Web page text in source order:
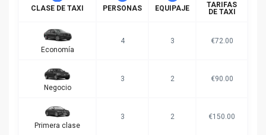
CLASE DE TAXI PERSONAS EQUIPAJE
TARIFAS
DE TAXI
Economía
4 3 €72.00
Negocio
3 2 €90.00
Primera clase
3 2 €150.00